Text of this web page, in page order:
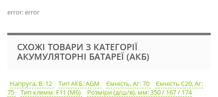
error: error
СХОЖІ ТОВАРИ З КАТЕГОРІЇ
АКУМУЛЯТОРНІ БАТАРЕЇ (АКБ)
Напруга, В: 12 Тип АКБ: AGM Ємність, Аг: 70
Ємність С20, Аг:
75
Тип клемм: F11 (M6) Розміри (д/ш/в), мм: 350 / 167 / 174